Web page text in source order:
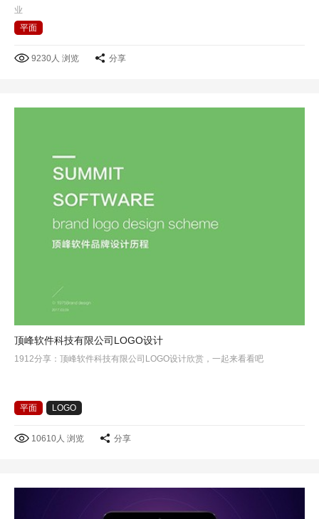
业
平面
9230人 浏览 分享
顶峰软件科技有限公司LOGO设计
1912分享：顶峰软件科技有限公司LOGO设计欣赏，一起来看看吧
平面 LOGO
10610人 浏览 分享